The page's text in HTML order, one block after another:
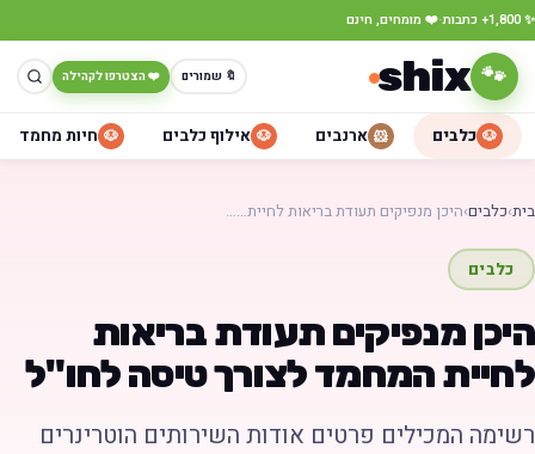
✨ 1,800+ כתבות ·❤️ מומחים, חינם
🐾
shix 🔖 שמורים ❤️ הצטרפו לקהילה
🐶 כלבים 🐹 ארנבים 🐶 אילוף כלבים 🐶 חיות מחמד
בית›כלבים›היכן מנפיקים תעודת בריאות לחיית……
כלבים
היכן מנפיקים תעודת בריאות
לחיית המחמד לצורך טיסה לחו"ל
רשימה המכילים פרטים אודות השירותים הוטרינרים